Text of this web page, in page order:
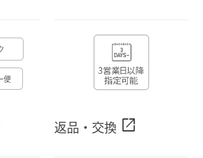
返品・交換 open_in_new